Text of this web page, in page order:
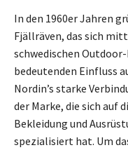
In den 1960er Jahren
Fjällräven, das sich
schwedischen
bedeutenden Einfluss
Nordin’s starke
der Marke, die sich auf
Bekleidung und
spezialisiert hat. Um